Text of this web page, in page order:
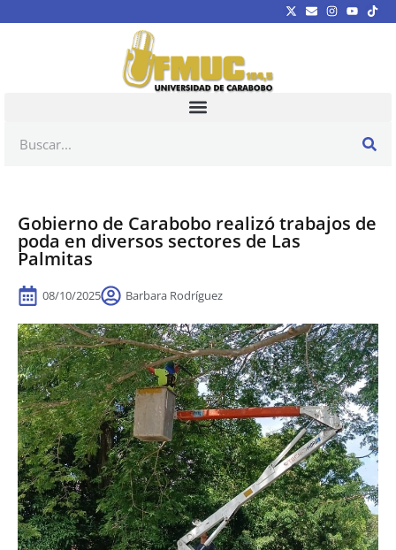
Gobierno de Carabobo realizó trabajos de
poda en diversos sectores de Las
Palmitas
08/10/2025 Barbara Rodríguez